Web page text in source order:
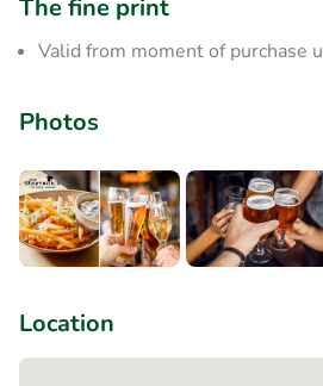
The fine print
Valid from moment of purchase
Photos
Location